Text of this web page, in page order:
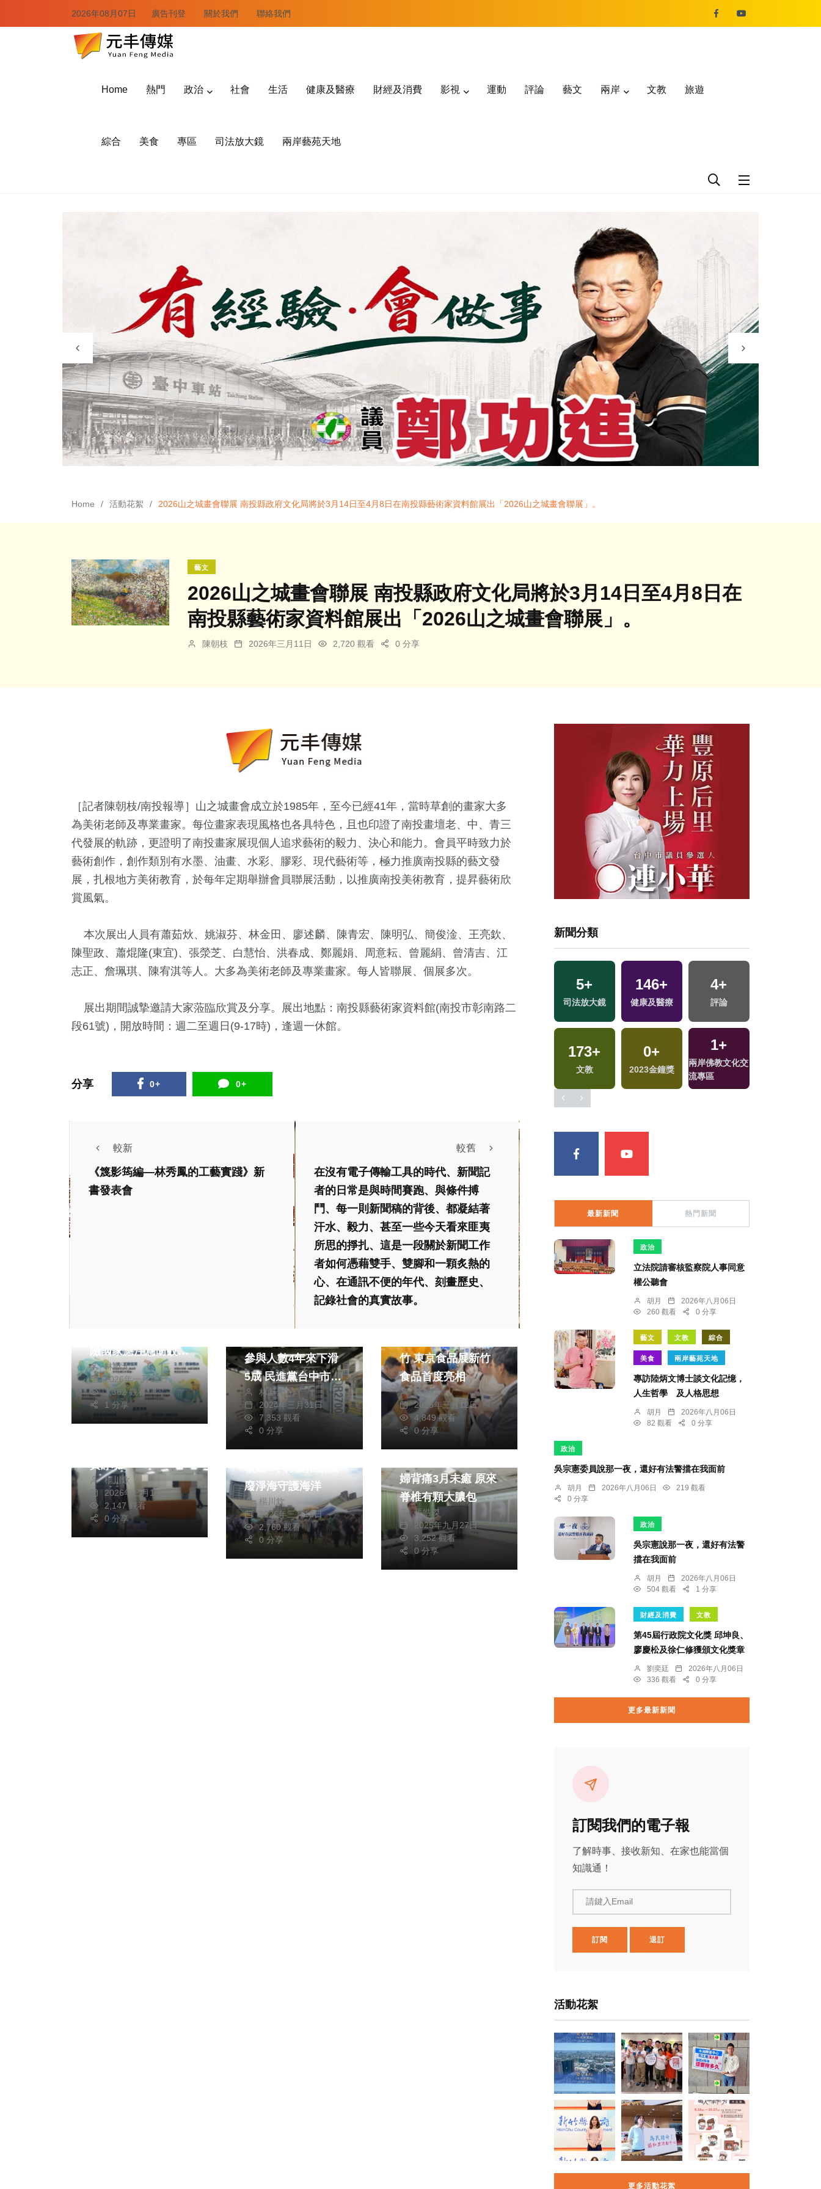
2026年08月07日 廣告刊登 關於我們 聯絡我們
Home 熱門 政治 社會 生活 健康及醫療 財經及消費 影視 運動 評論 藝文 兩岸 文教 旅遊
綜合 美食 專區 司法放大鏡 兩岸藝苑天地
Home 活動花絮 2026山之城畫會聯展 南投縣政府文化局將於3月14日至4月8日在南投縣藝術家資料館展出「2026山之城畫會聯展」。
藝文
2026山之城畫會聯展 南投縣政府文化局將於3月14日至4月8日在
南投縣藝術家資料館展出「2026山之城畫會聯展」。
陳朝枝 2026年三月11日 2,720 觀看 0 分享
［記者陳朝枝/南投報導］山之城畫會成立於1985年，至今已經41年，當時草創的畫家大多
為美術老師及專業畫家。每位畫家表現風格也各具特色，且也印證了南投畫壇老、中、青三
代發展的軌跡，更證明了南投畫家展現個人追求藝術的毅力、決心和能力。會員平時致力於
藝術創作，創作類別有水墨、油畫、水彩、膠彩、現代藝術等，極力推廣南投縣的藝文發
展，扎根地方美術教育，於每年定期舉辦會員聯展活動，以推廣南投美術教育，提昇藝術欣
賞風氣。
本次展出人員有蕭茹炏、姚淑芬、林金田、廖述麟、陳青宏、陳明弘、簡俊淦、王亮欽、
陳聖政、蕭焜隆(東宜)、張滎芝、白慧怡、洪春成、鄭麗娟、周意耘、曾麗絹、曾清吉、江
志正、詹珮琪、陳宥淇等人。大多為美術老師及專業畫家。每人皆聯展、個展多次。
展出期間誠摯邀請大家蒞臨欣賞及分享。展出地點：南投縣藝術家資料館(南投市彰南路二
段61號)，開放時間：週二至週日(9-17時)，逢週一休館。
分享 0+ 0+
較新
《篾影筠編—林秀鳳的工藝實踐》新
書發表會
較舊
在沒有電子傳輸工具的時代、新聞記
者的日常是與時間賽跑、與條件搏
鬥、每一則新聞稿的背後、都凝結著
汗水、毅力、甚至一些今天看來匪夷
所思的掙扎、這是一段關於新聞工作
者如何憑藉雙手、雙腳和一顆炙熱的
心、在通訊不便的年代、刻畫歷史、
記錄社會的真實故事。
險國家應注意防蚊、
返國須留意症狀
林獻元
2026年一月16日
3,362 觀看
1 分享
參與人數4年來下滑
5成 民進黨台中市議
員陳俞融批評市府推
行動漫之都成效打折
扣
林獻元
2024年三月31日
7,353 觀看
0 分享
社會
竹 東京食品展新竹
食品首度亮相
鄭銘德
2025年三月12日
4,849 觀看
0 分享
社會 生活
全民瘋AI 清水警方
楊川欽
2026年三月17日
2,147 觀看
0 分享
社會
中市海洋環境管理考
廢淨海守護海洋
楊川欽
2026年三月12日
2,760 觀看
0 分享
婦背痛3月未癒 原來
脊椎有顆大膿包
張皓傑
2025年九月27日
3,252 觀看
0 分享
新聞分類
2024立委選戰 熱門 綜合 美食 綜藝 社會 生活
5+
司法放大鏡
146+
健康及醫療
4+
評論
173+
文教
0+
2023金鐘獎
1+
兩岸佛教文化交
流專區
最新新聞 熱門新聞
政治
立法院請審核監察院人事同意
權公聽會
胡月
2026年八月06日
260 觀看
0 分享
藝文 文教 綜合
美食 兩岸藝苑天地
專訪陸炳文博士談文化記憶，
人生哲學 及人格思想
胡月
2026年八月06日
82 觀看
0 分享
政治
吳宗憲委員說那一夜，還好有法警擋在我面前
胡月 2026年八月06日
219 觀看
0 分享
政治
吳宗憲說那一夜，還好有法警
擋在我面前
胡月
2026年八月06日
504 觀看
1 分享
財經及消費 文教
第45屆行政院文化獎 邱坤良、
廖慶松及徐仁修獲頒文化獎章
劉奕廷
2026年八月06日
336 觀看
0 分享
更多最新新聞
訂閱我們的電子報
了解時事、接收新知、在家也能當個
知識通！
請鍵入Email
訂閱 退訂
活動花絮
更多活動花絮